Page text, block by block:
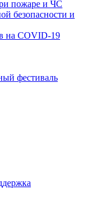
пожаре и ЧС
безопасности и
на COVID-19
фестиваль